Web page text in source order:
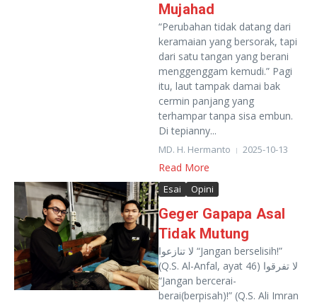
Mujahad
“Perubahan tidak datang dari
keramaian yang bersorak, tapi
dari satu tangan yang berani
menggenggam kemudi.” Pagi
itu, laut tampak damai bak
cermin panjang yang
terhampar tanpa sisa embun.
Di tepianny...
MD. H. Hermanto 2025-10-13
Read More
Esai Opini
Geger Gapapa Asal
Tidak Mutung
لا تنازعوا “Jangan berselisih!”
(Q.S. Al-Anfal, ayat 46) لا تفرقوا
“Jangan bercerai-
berai(berpisah)!” (Q.S. Ali Imran